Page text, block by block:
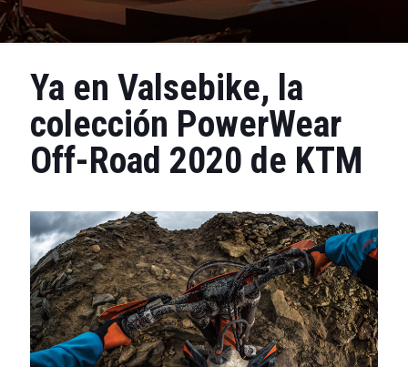
Ya en Valsebike, la
colección PowerWear
Off-Road 2020 de KTM